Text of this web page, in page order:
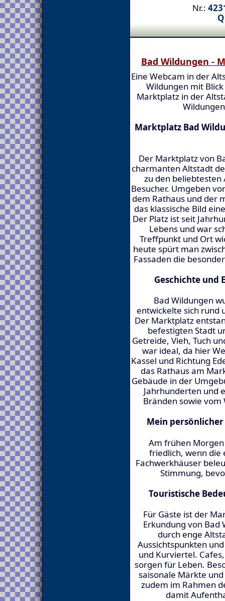
Nr.:
Bad Wildungen -
Eine Webcam in der
Wildungen mit
Marktplatz in der
Wildungen
Marktplatz Bad
Der Marktplatz von
charmanten Altstadt
zu den beliebtesten
Besucher. Umgeben
dem Rathaus und der
das klassische Bild
Der Platz ist seit
Lebens und war
Treffpunkt und Ort
heute spürt man
Fassaden die
Geschichte und
Bad Wildungen
entwickelte sich rund
Der Marktplatz
befestigten Stadt
Getreide, Vieh, Tuch
war ideal, da hier
Kassel und Richtung
das Rathaus am
Gebäude in der
Jahrhunderten und
Bränden sowie
Mein
Am frühen
friedlich, wenn die
Fachwerkhäuser
Stimmung,
Touristische
Für Gäste ist der
Erkundung von Bad
durch enge
Aussichtspunkten
und Kurviertel.
sorgen für Leben.
saisonale Märkte
zudem im Rahmen
damit